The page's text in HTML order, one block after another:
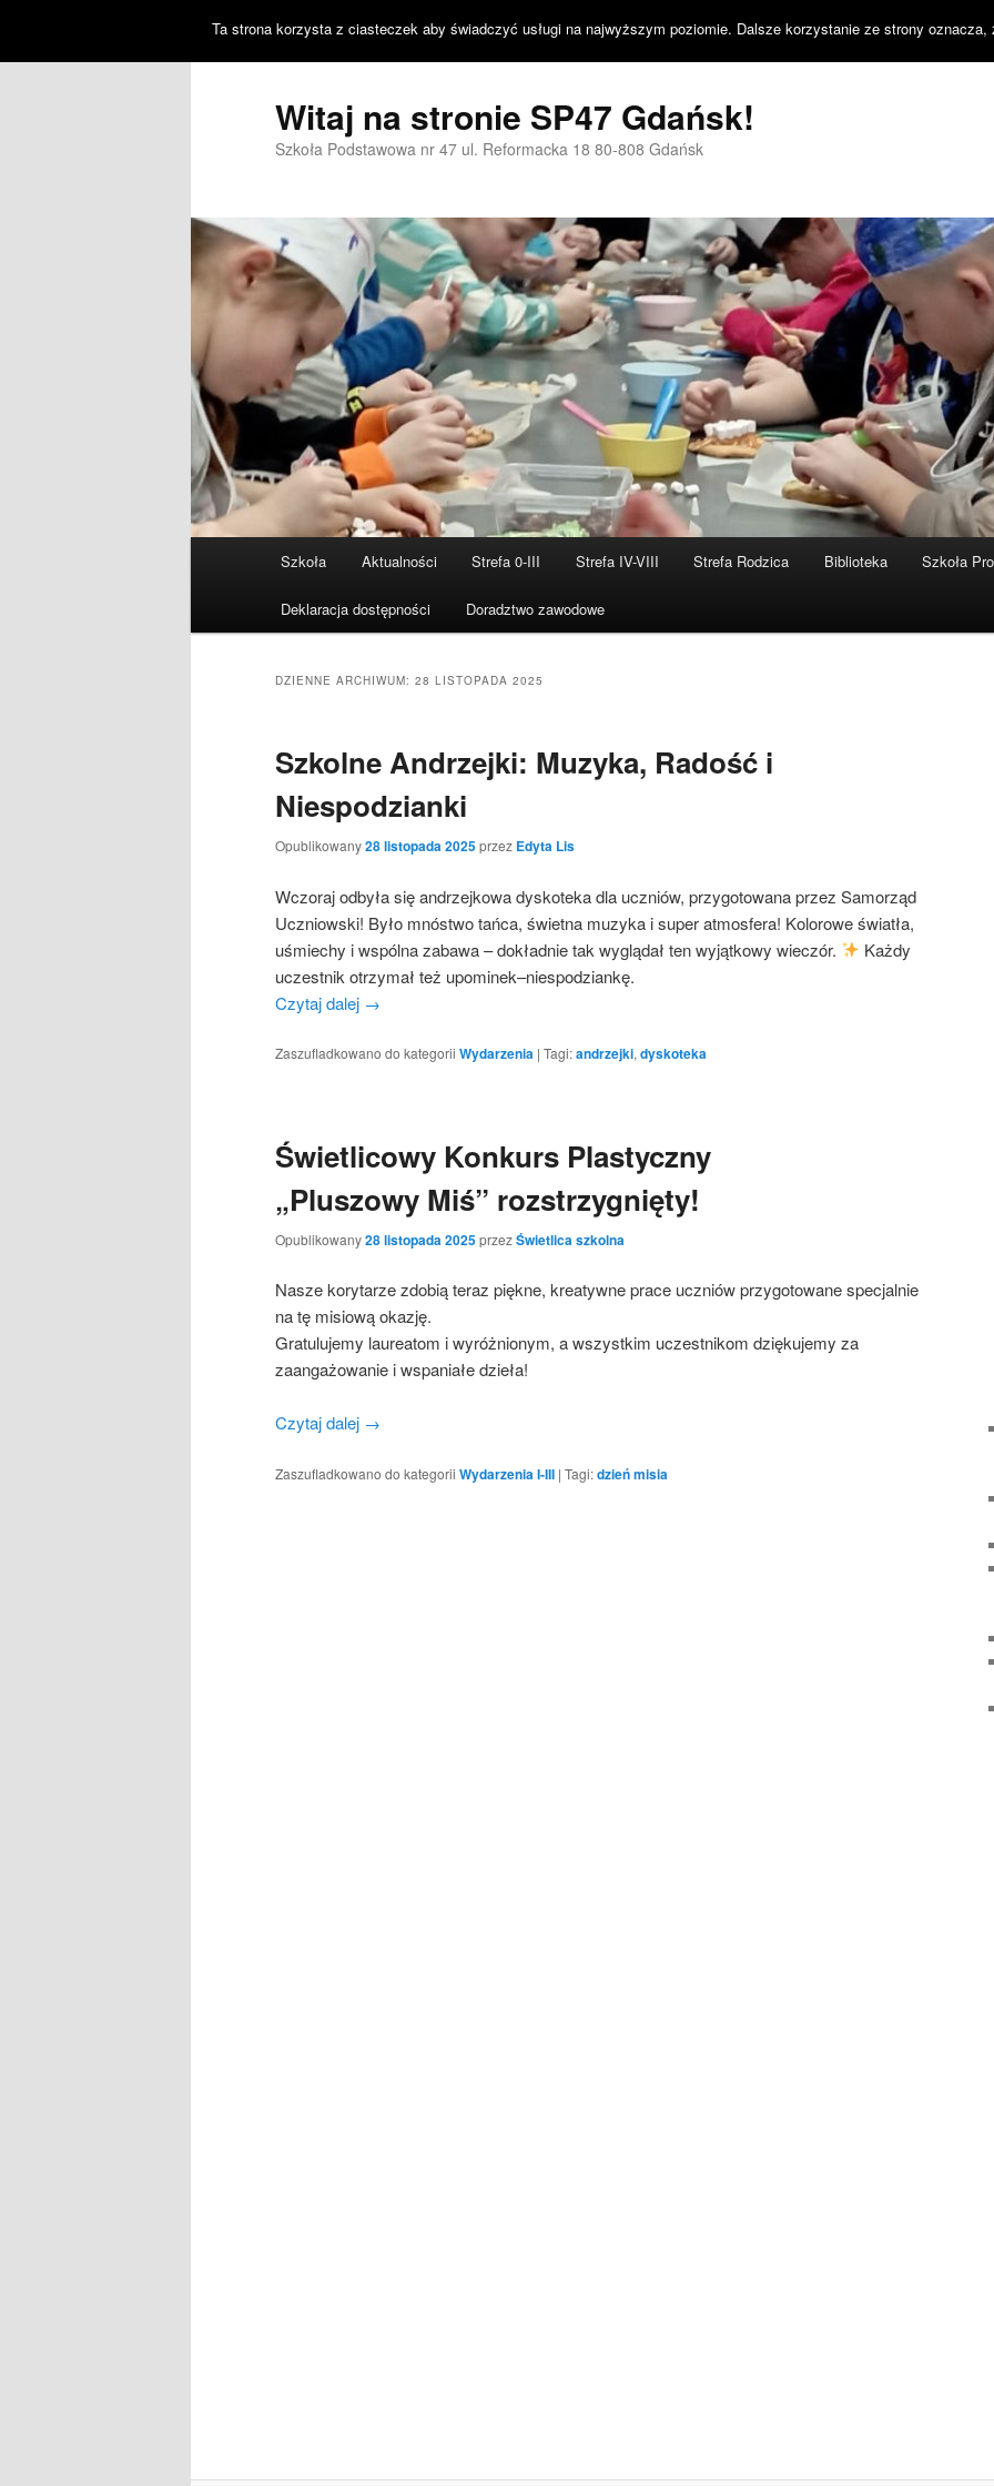
Witaj na stronie SP47 Gdańsk!
Szkoła Podstawowa nr 47 ul. Reformacka 18 80-808 Gdańsk
Przeskocz
do
tekstu
Przeskocz
do
widgetów
Szkoła Aktualności Strefa 0-III Strefa IV-VIII Strefa Rodzica Biblioteka Szkoła
Deklaracja dostępności Doradztwo zawodowe
DZIENNE ARCHIWUM: 28 LISTOPADA 2025
Szkolne Andrzejki: Muzyka, Radość i
Niespodzianki
Opublikowany28 listopada 2025przez Edyta Lis
Wczoraj odbyła się andrzejkowa dyskoteka dla uczniów, przygotowana przez Samorząd
Uczniowski! Było mnóstwo tańca, świetna muzyka i super atmosfera! Kolorowe światła,
uśmiechy i wspólna zabawa – dokładnie tak wyglądał ten wyjątkowy wieczór.
Każdy
uczestnik otrzymał też upominek–niespodziankę.
Czytaj dalej →
Zaszufladkowano do kategorii Wydarzenia | Tagi:andrzejki, dyskoteka
Świetlicowy Konkurs Plastyczny
„Pluszowy Miś” rozstrzygnięty!
Opublikowany28 listopada 2025przezŚwietlica szkolna
Nasze korytarze zdobią teraz piękne, kreatywne prace uczniów przygotowane specjalnie
na tę misiową okazję.
Gratulujemy laureatom i wyróżnionym, a wszystkim uczestnikom dziękujemy za
zaangażowanie i wspaniałe dzieła!
Czytaj dalej →
Zaszufladkowano do kategorii Wydarzenia I-III | Tagi:dzień misia
Ta strona korzysta z ciasteczek aby świadczyć usługi na najwyższym poziomie. Dalsze korzystanie ze strony